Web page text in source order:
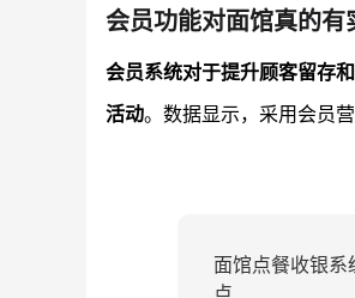
会员功能对面馆真的有
会员系统对于提升顾客留存
活动。数据显示，采用会员
面馆点餐收银
点